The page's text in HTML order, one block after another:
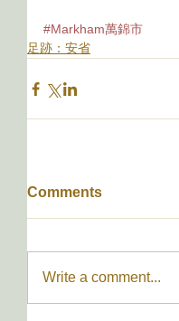
#Markham萬錦市
足跡：安省
Comments
Write a comment...